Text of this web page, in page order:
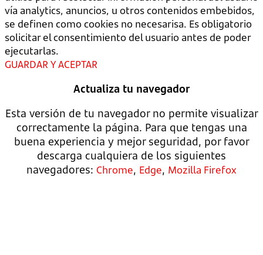
vía analytics, anuncios, u otros contenidos embebidos,
se definen como cookies no necesarisa. Es obligatorio
solicitar el consentimiento del usuario antes de poder
ejecutarlas.
GUARDAR Y ACEPTAR
Actualiza tu navegador
Esta versión de tu navegador no permite visualizar
correctamente la página. Para que tengas una
buena experiencia y mejor seguridad, por favor
descarga cualquiera de los siguientes
navegadores: Chrome, Edge, Mozilla Firefox